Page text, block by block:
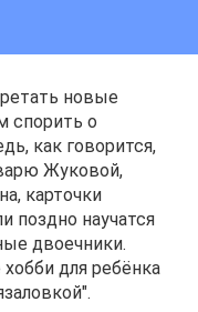
новые
спорить о
как говорится,
Жуковой,
карточки
поздно научатся
двоечники.
для ребёнка